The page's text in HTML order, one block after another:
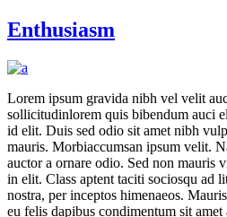
Enthusiasm
Lorem ipsum gravida nibh vel velit
sollicitudinlorem quis bibendum auci
id elit. Duis sed odio sit amet nibh
mauris. Morbiaccumsan ipsum velit.
auctor a ornare odio. Sed non mauris
in elit. Class aptent taciti sociosqu ad
nostra, per inceptos himenaeos.
eu felis dapibus condimentum sit